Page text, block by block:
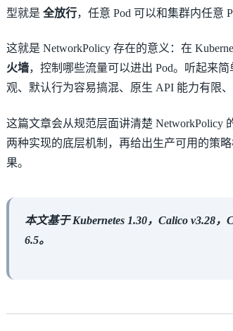
型就是 全放行，任意 Pod 可以和集群内任意
这就是 NetworkPolicy 存在的意义：在
火墙，控制哪些流量可以进出 Pod。听起来
观、默认行为容易搞混、原生 API 能力有限
这篇文章会从规范层面讲清楚 NetworkPolicy
两种实现的底层机制，再给出生产可用的策
果。
本文基于 Kubernetes 1.30，Calico v3.28
6.5。